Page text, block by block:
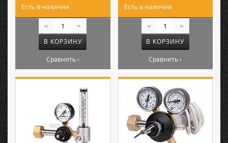
Есть в наличии
В КОРЗИНУ
Сравнить ›
Есть в наличии
В КОРЗИНУ
Сравнить ›